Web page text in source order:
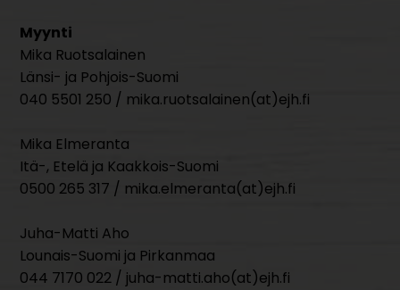
Myynti
Mika Ruotsalainen
Länsi- ja Pohjois-Suomi
040 5501 250 / mika.ruotsalainen(at)ejh.fi
Mika Elmeranta
Itä-, Etelä ja Kaakkois-Suomi
0500 265 317 / mika.elmeranta(at)ejh.fi
Juha-Matti Aho
Lounais-Suomi ja Pirkanmaa
044 7170 022 / juha-matti.aho(at)ejh.fi